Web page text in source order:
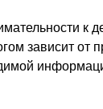
к
зависит от